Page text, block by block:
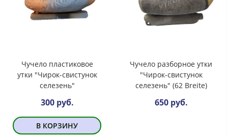
Чучело пластиковое
утки "Чирок-свистунок
селезень"
300 руб.
В КОРЗИНУ
Чучело разборное утки
"Чирок-свистунок
селезень" (62 Breite)
650 руб.